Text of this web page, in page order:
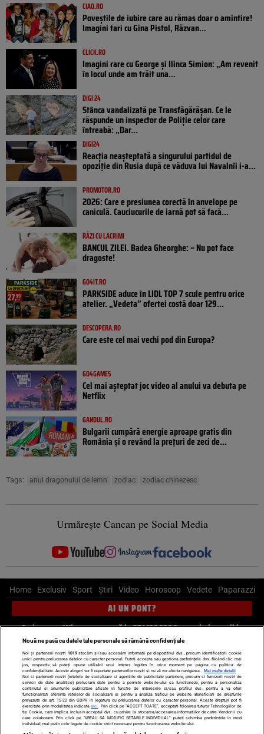
CIAO.RO
Poveştile de iubire care au rămas doar o amintire!
Imagini tari cu Gina Pistol, Răzvan...
CLICK.RO
Imagini rare cu George și Ilinca Simion: „Am revenit
în locul unde am trăit una...
DIGI 24
Stânca vandalizată pe Transfăgărășan. Ce le
răspunde un inspector de Poliție celor care
întreabă: „Dar...
DIGI24
Reacția neașteptată a singurului partidul de
opoziţie din Rusia după ce văduva lui Navalnîi i-a...
PROMOTOR.RO
2026: Care e presiunea corectă în anvelope pe
caniculă. Cauciucurile de iarnă pot să facă...
RÂZI CU LACRIMI
BANCUL ZILEI. Badea Gheorghe: – Nu pot face
dragoste!
GO4IT.RO
PARKSIDE aduce în LIDL TOP 7 scule pentru orice
atelier. „Vedeta” ofertei costă doar 129...
DESCOPERA.RO
Care este cel mai vechi pod din Europa?
GO4GAMES
Cel mai așteptat joc video al anului va debuta pe
Netflix
GANDUL.RO
Bulgarii cumpără energie aproape gratis din
România și o revând la prețuri de zeci de...
Tags: anul dragonului de lemn zodiac zodiac chinezesc
Urmărește Cancan pe Social Media
Home Exclusiv Sport Știri Video Horoscop Vedete Paparazzi
AI UN PONT?
Scrie-ne pe Whatsapp, sună la 0741226226 sau trimite mail la
pont@cancan.ro
Știri interne Știri externe
Politică
Ultimele stiri
Diete Insula Iubirii Dictionar de vise
LIFE STYLE
Horoscop
Echipa editorială
Termeni si condiții
Politica de confidențialitate
Nouă ne pasă ca datele tale personale să rămână confidențiale
Noi și partenerii noștri 1019stocăm și/sau accesăm informații pe dispozitivul dvs., precum identificatorii cookie
unici pentru prelucrarea datelor cu caracter personal. Puteți accepta sau gestiona preferințele dvs. făcând clic mai
jos, respectiv vă puteți opune utilizării unui interes legitim în orice moment pe pagina cu politica de
confidențialitate. Aceste alegeri vor fi raportate partenerilor noștri și nu vă vor afecta navigarea.
Mai multe detalii
Noi si partenerii nostri (retelele de socializare si agentiile de publicitate partenere, precum si furnizorii nostri de
servicii de date analitice) prelucram date pentru a permite website-ului sa functioneze, pentru a personaliza
continutul si anunturile publicitare afisate in functie de interesele si/sau profilul dvs., pentru a va oferi
functionalitati aferente retelelor de socializare si pentru a analiza traficul pe website. Beneficiati de drepturile
prevazute de art. 15-22 din GDPR in legatura cu prelucrarea datelor cu caracter personal. Aceste drepturi pot fi
exercitate prin modalitatea indicataaici . Prin click pe “ACCEPT TOATE”, acceptati folosirea tuturor Tehnologiilor de
tip Cookie, care implica inclusiv acceptul dvs. cu privire la stocarea/accesarea informatiilor de catre Vendor-ii cu
care colaboram. Prin click pe “VREAU SA MODIFIC SETARILE INDIVIDUAL” puteti schimba preferintele in mod
individual, mai putin cele legate de cookie strict necesare pentru functionarea website-ului.